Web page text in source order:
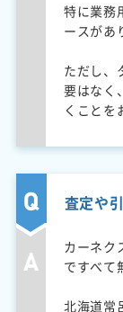
特に業務
ースがあ
ただし、
要はなく
くことを
査定や
カーネク
ですべて
北海道常